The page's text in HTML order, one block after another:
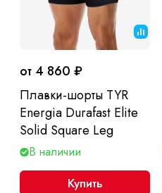
от 4 860 ₽
Плавки-шорты TYR
Energia Durafast Elite
Solid Square Leg
В наличии
Купить